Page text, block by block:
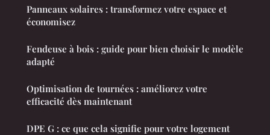
Panneaux solaires : transformez votre espace et
économisez
Fendeuse à bois : guide pour bien choisir le modèle
adapté
Optimisation de tournées : améliorez votre
efficacité dès maintenant
DPE G : ce que cela signifie pour votre logement